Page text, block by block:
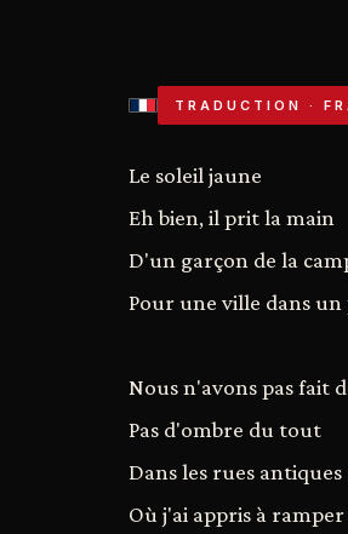
TRADUCTION ·
Le soleil jaune
Eh bien, il prit la main
D'un garçon de la
Pour une ville dans
Nous n'avons pas fait
Pas d'ombre du tout
Dans les rues antiques
Où j'ai appris à ramper